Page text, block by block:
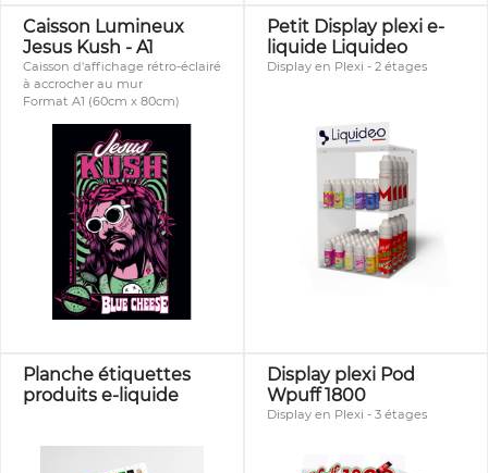
Caisson Lumineux
Jesus Kush - A1
Caisson d'affichage rétro-éclairé
à accrocher au mur
Format A1 (60cm x 80cm)
Petit Display plexi e-
liquide Liquideo
Display en Plexi - 2 étages
Planche étiquettes
produits e-liquide
Display plexi Pod
Wpuff 1800
Display en Plexi - 3 étages